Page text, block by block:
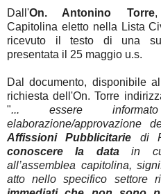
Dall'On. Antonino Torre,
Capitolina eletto nella Lista
ricevuto il testo di una
presentata il 25 maggio u.s.
Dal documento, disponibile
richiesta dell'On. Torre
"... essere
elaborazione/approvazione
Affissioni Pubblicitarie di
conoscere la datain cui
all’assemblea capitolina,
atto nello specifico settore